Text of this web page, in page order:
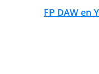
FP DAW en